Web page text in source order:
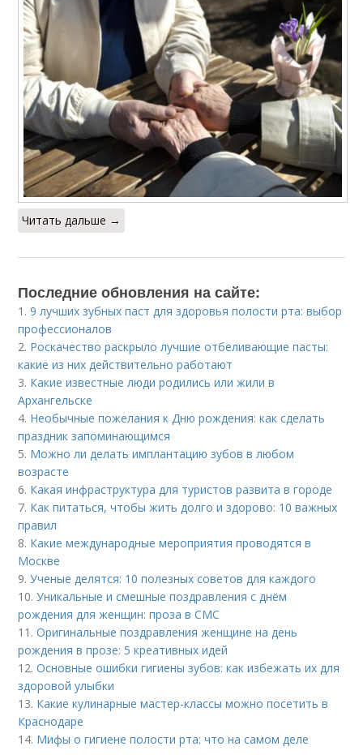
Читать дальше →
Последние обновления на сайте:
1.9 лучших зубных паст для здоровья полости рта: выбор
профессионалов
2. Роскачество раскрыло лучшие отбеливающие пасты:
какие из них действительно работают
3. Какие известные люди родились или жили в
Архангельске
4. Необычные пожелания к Дню рождения: как сделать
праздник запоминающимся
5. Можно ли делать имплантацию зубов в любом
возрасте
6. Какая инфраструктура для туристов развита в городе
7. Как питаться, чтобы жить долго и здорово: 10 важных
правил
8. Какие международные мероприятия проводятся в
Москве
9.Ученые делятся: 10 полезных советов для каждого
10.Уникальные и смешные поздравления с днём
рождения для женщин: проза в СМС
11.Оригинальные поздравления женщине на день
рождения в прозе: 5 креативных идей
12.Основные ошибки гигиены зубов: как избежать их для
здоровой улыбки
13. Какие кулинарные мастер-классы можно посетить в
Краснодаре
14. Мифы о гигиене полости рта: что на самом деле